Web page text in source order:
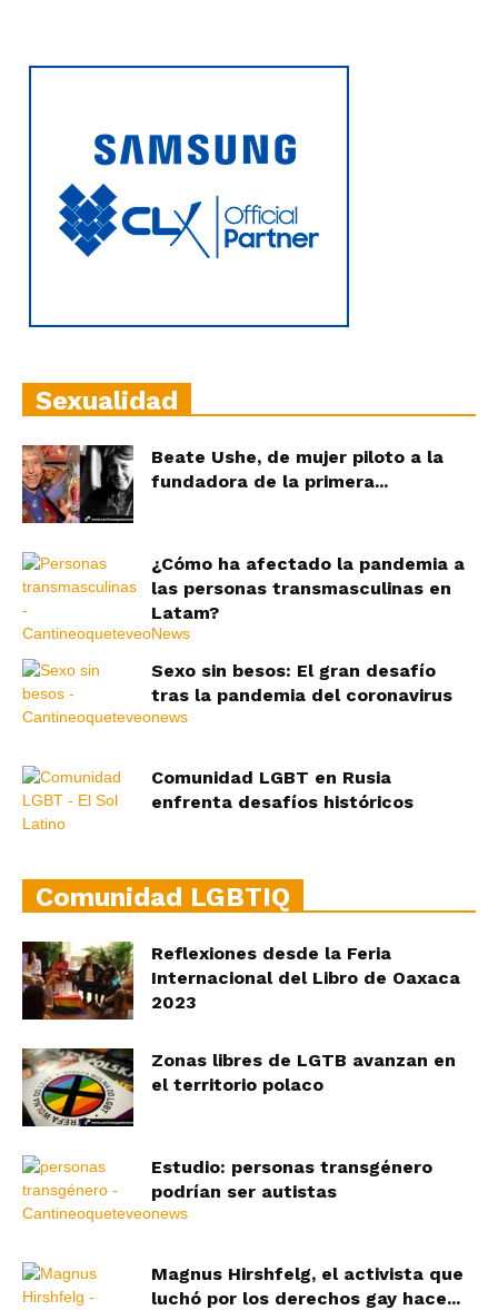
Sexualidad
Beate Ushe, de mujer piloto a la
fundadora de la primera...
¿Cómo ha afectado la pandemia a
las personas transmasculinas en
Latam?
Sexo sin besos: El gran desafío
tras la pandemia del coronavirus
Comunidad LGBT en Rusia
enfrenta desafíos históricos
Comunidad LGBTIQ
Reflexiones desde la Feria
Internacional del Libro de Oaxaca
2023
Zonas libres de LGTB avanzan en
el territorio polaco
Estudio: personas transgénero
podrían ser autistas
Magnus Hirshfelg, el activista que
luchó por los derechos gay hace...